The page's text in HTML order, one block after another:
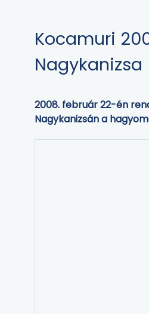
Kocamuri
Nagykanizsa
2008. február 22-én
Nagykanizsán a